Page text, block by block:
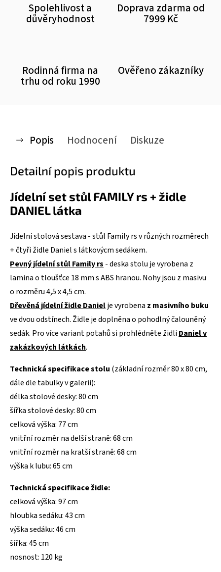
Spolehlivost a
důvěryhodnost
Doprava zdarma od
7999 Kč
Rodinná firma na
trhu od roku 1990
Ověřeno zákazníky
Popis Hodnocení Diskuze
Detailní popis produktu
Jídelní set stůl FAMILY rs + židle
DANIEL látka
Jídelní stolová sestava - stůl Family rs v různých rozměrech
+ čtyři židle Daniel s látkovýcm sedákem.
Pevný jídelní stůl Family rs - deska stolu je vyrobena z
lamina o tloušťce 18 mm s ABS hranou. Nohy jsou z masivu
o rozměru 4,5 x 4,5 cm.
Dřevěná jídelní židle Danielje vyrobena z masivního buku
ve dvou odstínech. Židle je doplněna o pohodlný čalouněný
sedák. Pro více variant potahů si prohlédněte židliDaniel v
zakázkových látkách.
Technická specifikace stolu (základní rozměr 80 x 80 cm,
dále dle tabulky v galerii):
délka stolové desky: 80 cm
šířka stolové desky: 80 cm
celková výška: 77 cm
vnitřní rozměr na delší straně: 68 cm
vnitřní rozměr na kratší straně: 68 cm
výška k lubu: 65 cm
Technická specifikace židle:
celková výška: 97 cm
hloubka sedáku: 43 cm
výška sedáku: 46 cm
šířka: 45 cm
nosnost: 120 kg